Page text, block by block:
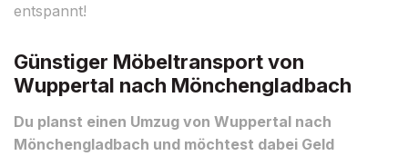
entspannt!
Günstiger Möbeltransport von
Wuppertal nach Mönchengladbach
Du planst einen Umzug von Wuppertal nach
Mönchengladbach und möchtest dabei Geld